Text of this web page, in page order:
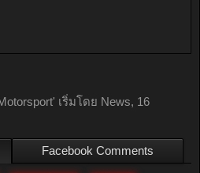
' เริ่มโดย News, 16
Facebook Comments